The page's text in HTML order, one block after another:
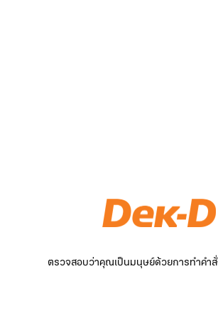
ตรวจสอบว่าคุณเป็นมนุษย์ด้วยการทำคำสั่